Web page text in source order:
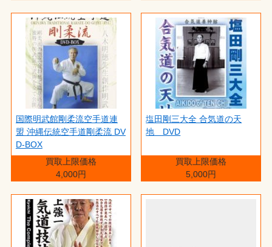
国際明武館剛柔流空手道連
盟 沖縄伝統空手道剛柔流 DV
D-BOX
買取上限価格
4,000円
塩田剛三大全 合気道の天
地 DVD
買取上限価格
5,000円